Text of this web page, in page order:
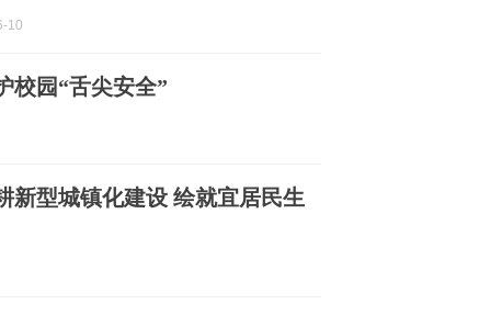
10
校园“舌尖安全”
新型城镇化建设 绘就宜居民生